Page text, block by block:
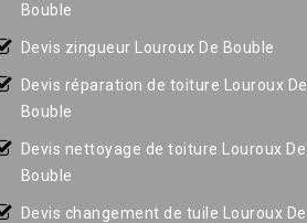
Bouble
Devis zingueur Louroux De Bouble
Devis réparation de toiture Louroux De
Bouble
Devis nettoyage de toiture Louroux De
Bouble
Devis changement de tuile Louroux De